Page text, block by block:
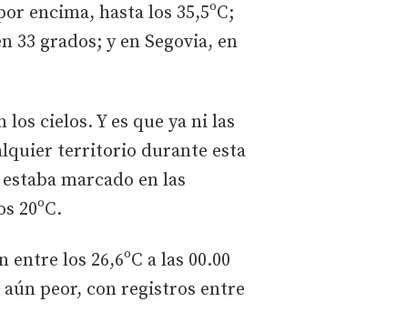
encima, hasta los 35,5ºC;
33 grados; y en Segovia, en
cielos. Y es que ya ni las
territorio durante esta
marcado en las
20ºC.
los 26,6ºC a las 00.00
aún peor, con registros entre